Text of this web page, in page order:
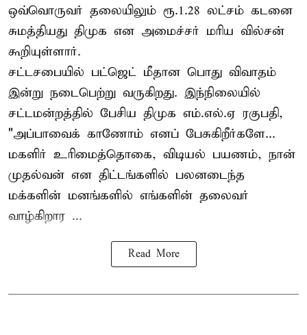
ஒவ்வொருவர் தலையிலும் ரூ.1.28 லட்சம் கடனை
சுமத்தியது திமுக என அமைச்சர் மரிய வில்சன்
கூறியுள்ளார்.
சட்டசபையில் பட்ஜெட் மீதான பொது விவாதம்
இன்று நடைபெற்று வருகிறது. இந்நிலையில்
சட்டமன்றத்தில் பேசிய திமுக எம்.எல்.ஏ ரகுபதி,
"அப்பாவைக் காணோம் எனப் பேசுகிறீர்களே...
மகளிர் உரிமைத்தொகை, விடியல் பயணம், நான்
முதல்வன் என திட்டங்களில் பலனடைந்த
மக்களின் மனங்களில் எங்களின் தலைவர்
வாழ்கிறார ...
Read More